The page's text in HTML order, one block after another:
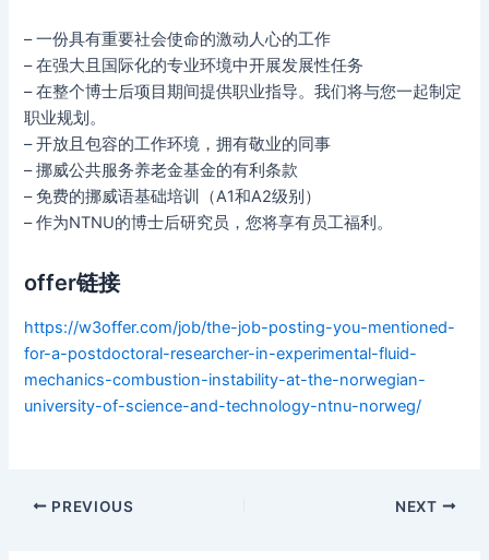
– 一份具有重要社会使命的激动人心的工作
– 在强大且国际化的专业环境中开展发展性任务
– 在整个博士后项目期间提供职业指导。我们将与您一起制定
职业规划。
– 开放且包容的工作环境，拥有敬业的同事
– 挪威公共服务养老金基金的有利条款
– 免费的挪威语基础培训（A1和A2级别）
– 作为NTNU的博士后研究员，您将享有员工福利。
offer链接
https://w3offer.com/job/the-job-posting-you-mentioned-
for-a-postdoctoral-researcher-in-experimental-fluid-
mechanics-combustion-instability-at-the-norwegian-
university-of-science-and-technology-ntnu-norweg/
Post
PREVIOUS NEXT